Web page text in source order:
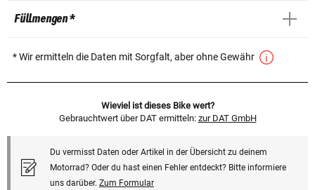
Füllmengen *
* Wir ermitteln die Daten mit Sorgfalt, aber ohne Gewähr
Wieviel ist dieses Bike wert?
Gebrauchtwert über DAT ermitteln: zur DAT GmbH
Du vermisst Daten oder Artikel in der Übersicht zu deinem
Motorrad? Oder du hast einen Fehler entdeckt? Bitte informiere
uns darüber. Zum Formular